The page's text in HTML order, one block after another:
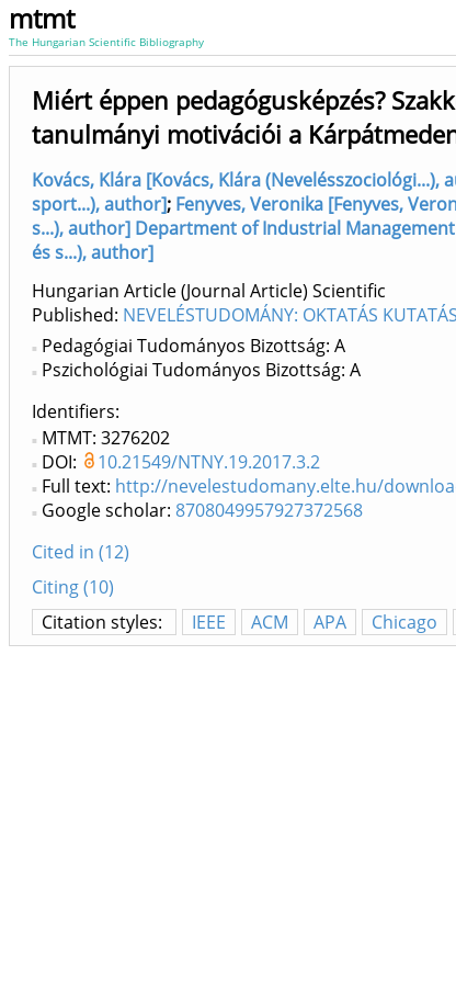
mtmt
The Hungarian Scientific Bibliography
Miért éppen pedagógusképzés?
tanulmányi motivációi a
Kovács, Klára [Kovács, Klára
sport...), author]; Fenyves, Veronika [Fenyves,
s...), author] Department of Industrial Management
és s...), author]
Hungarian Article (Journal Article) Scientific
Published: NEVELÉSTUDOMÁNY: OKTATÁS
Pedagógiai Tudományos Bizottság: A
Pszichológiai Tudományos Bizottság: A
Identifiers
MTMT: 3276202
DOI:
10.21549/NTNY.19.2017.3.2
Full text: http://nevelestudomany.elte.hu/
Google scholar: 8708049957927372568
Cited in (12)
Citing (10)
Citation styles:
IEEE ACM APA Chicago